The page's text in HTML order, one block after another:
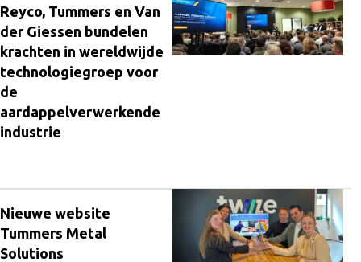
Reyco, Tummers en Van
der Giessen bundelen
krachten in wereldwijde
technologiegroep voor
de
aardappelverwerkende
industrie
Nieuwe website
Tummers Metal
Solutions